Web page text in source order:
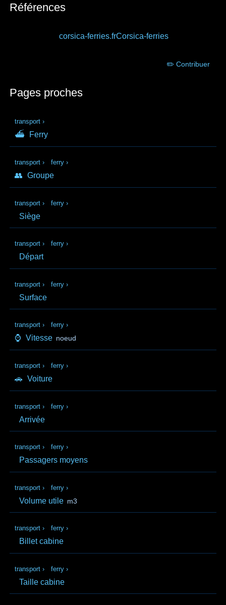
Références
corsica-ferries.frCorsica-ferries
✏️ Contribuer
Pages proches
transport ›
⛴ Ferry
transport › ferry ›
👥 Groupe
transport › ferry ›
Siège
transport › ferry ›
Départ
transport › ferry ›
Surface
transport › ferry ›
⌚ Vitesse noeud
transport › ferry ›
🚗 Voiture
transport › ferry ›
Arrivée
transport › ferry ›
Passagers moyens
transport › ferry ›
Volume utile m3
transport › ferry ›
Billet cabine
transport › ferry ›
Taille cabine